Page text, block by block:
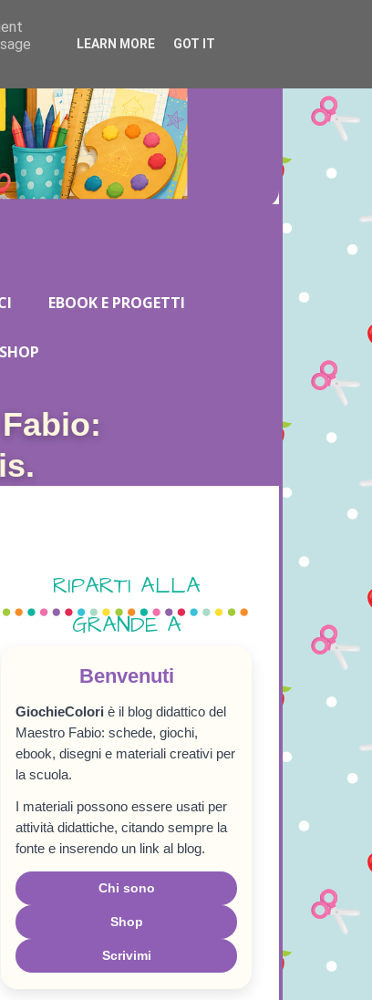
EBOOK E PROGETTI
SHOP
RIPARTI ALLA
GRANDE A
SETTEMBRE!
Benvenuti
GiochieColori è il blog didattico del
Maestro Fabio: schede, giochi,
ebook, disegni e materiali creativi per
la scuola.
I materiali possono essere usati per
attività didattiche, citando sempre la
fonte e inserendo un link al blog.
Chi sono
Shop
Scrivimi
LEARN MORE GOT IT